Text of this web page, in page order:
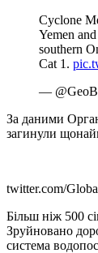
Cyclone
Yemen
southern
Cat 1.
—
За даними
загинули
twitter.com/
Більш ніж 500
Зруйновано
система